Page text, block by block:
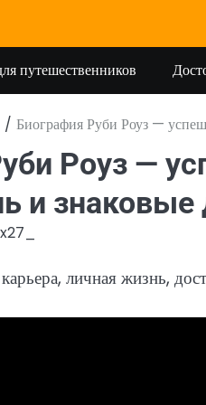
путешественников
Биография Руби Роуз —
Роуз —
и знаковые